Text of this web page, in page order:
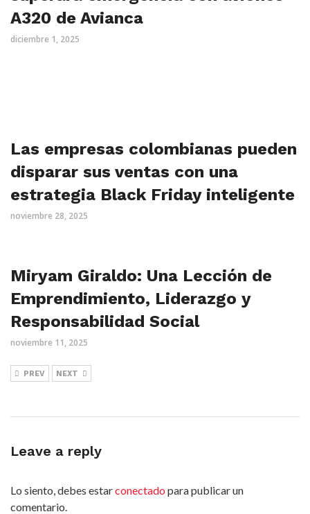
A320 de Avianca
diciembre 1, 2025
Las empresas colombianas pueden
disparar sus ventas con una
estrategia Black Friday inteligente
noviembre 28, 2025
Miryam Giraldo: Una Lección de
Emprendimiento, Liderazgo y
Responsabilidad Social
noviembre 11, 2025
PREV NEXT
Leave a reply
Lo siento, debes estarconectado para publicar un
comentario.